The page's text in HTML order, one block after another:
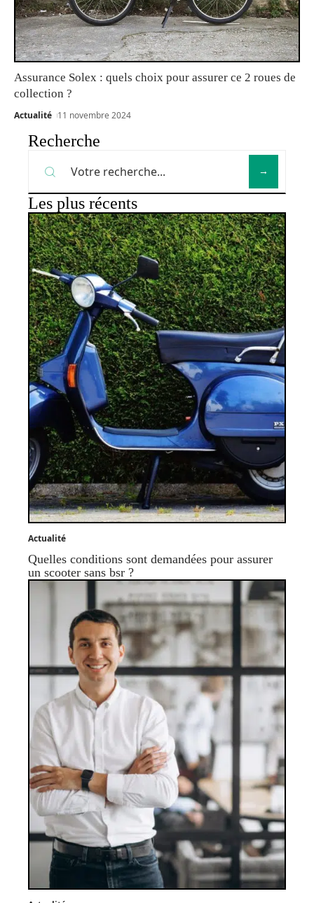
Assurance Solex : quels choix pour assurer ce 2 roues de
collection ?
Actualité 11 novembre 2024
Recherche
Les plus récents
Actualité
Quelles conditions sont demandées pour assurer
un scooter sans bsr ?